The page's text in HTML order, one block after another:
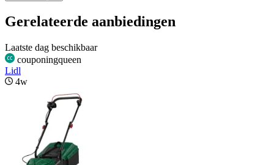
Gerelateerde aanbiedingen
Laatste dag beschikbaar
couponingqueen
Lidl
4w